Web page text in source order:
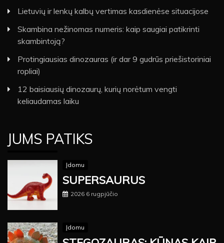
Lietuvių ir lenkų kalbų vertimas kasdienėse situacijose
Skambina nežinomas numeris: kaip saugiai patikrinti
skambintoją?
Protingiausias dinozauras (ir dar 9 gudrūs priešistoriniai
ropliai)
12 baisiausių dinozaurų, kurių norėtum vengti
keliaudamas laiku
JUMS PATIKS
Įdomu
SUPERSAURUS
2026 6 rugpjūčio
Įdomu